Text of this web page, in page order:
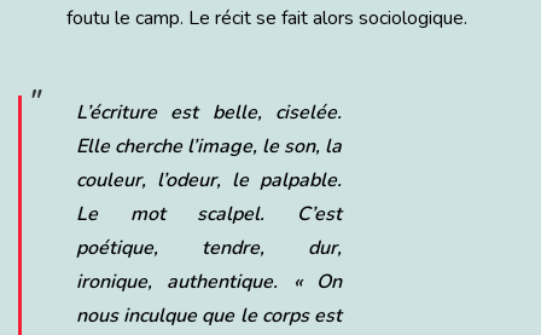
foutu le camp. Le récit se fait alors sociologique.
L’écriture est belle, ciselée.
Elle cherche l’image, le son, la
couleur, l’odeur, le palpable.
Le mot scalpel. C’est
poétique, tendre, dur,
ironique, authentique. « On
nous inculque que le corps est